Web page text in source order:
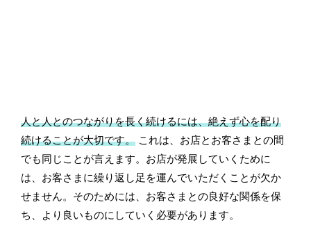
人と人とのつながりを長く続けるには、絶えず心を配り
続けることが大切です。 これは、お店とお客さまとの間
でも同じことが言えます。お店が発展していくために
は、お客さまに繰り返し足を運んでいただくことが欠か
せません。そのためには、お客さまとの良好な関係を保
ち、より良いものにしていく必要があります。